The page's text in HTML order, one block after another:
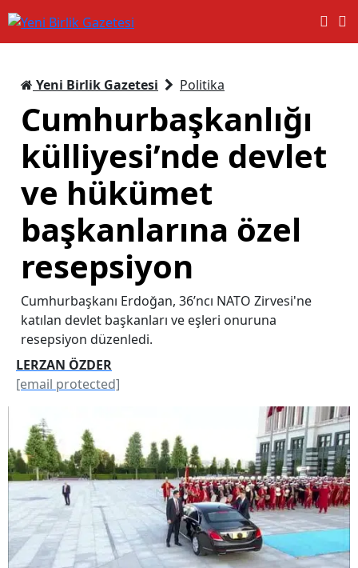
Yeni Birlik Gazetesi Politika
Cumhurbaşkanlığı
külliyesi’nde devlet
ve hükümet
başkanlarına özel
resepsiyon
Cumhurbaşkanı Erdoğan, 36’ncı NATO Zirvesi'ne
katılan devlet başkanları ve eşleri onuruna
resepsiyon düzenledi.
LERZAN ÖZDER
[email protected]